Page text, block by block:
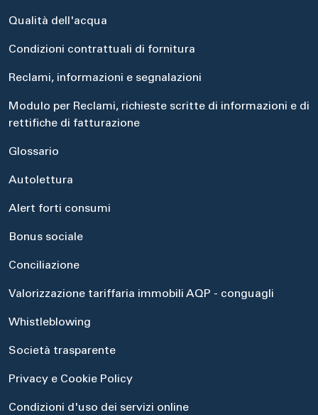
Qualità dell'acqua
Condizioni contrattuali di fornitura
Reclami, informazioni e segnalazioni
Modulo per Reclami, richieste scritte di informazioni e di
rettifiche di fatturazione
Glossario
Autolettura
Alert forti consumi
Bonus sociale
Conciliazione
Valorizzazione tariffaria immobili AQP - conguagli
Whistleblowing
Società trasparente
Privacy e Cookie Policy
Condizioni d'uso dei servizi online